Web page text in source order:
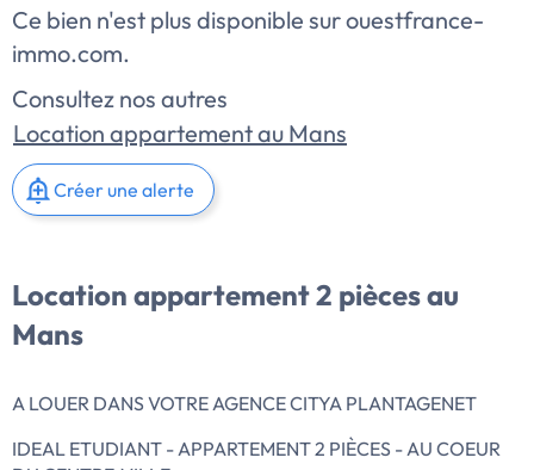
Ce bien n'est plus disponible sur ouestfrance-
immo.com.
Consultez nos autres
Location appartement au Mans
Créer une alerte
Location appartement 2 pièces au
Mans
A LOUER DANS VOTRE AGENCE CITYA PLANTAGENET
IDEAL ETUDIANT - APPARTEMENT 2 PIÈCES - AU COEUR